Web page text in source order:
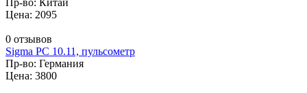
Цена: 2095
0 отзывов
Sigma PC 10.11, пульсометр
Пр-во: Германия
Цена: 3800